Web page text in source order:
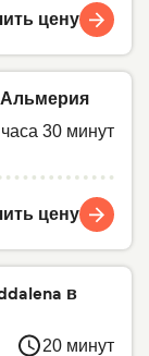
цену
30 минут
цену
в
20 минут